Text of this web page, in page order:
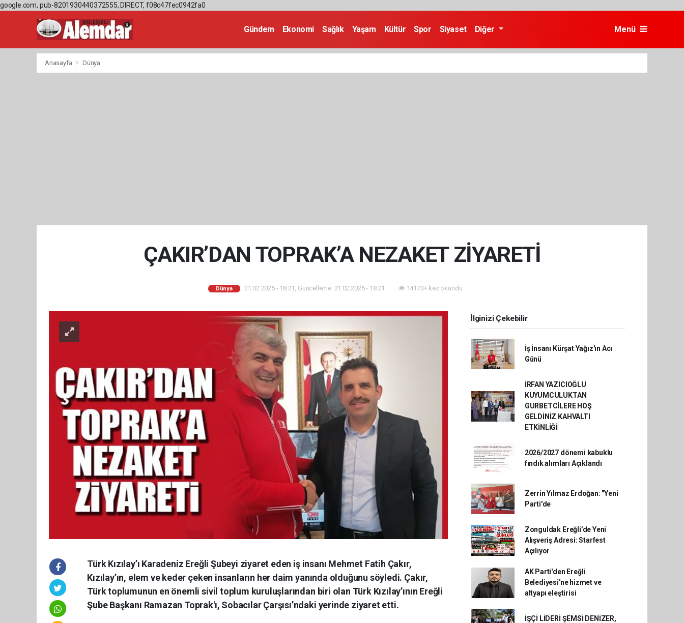
google.com, pub-8201930440372555, DIRECT, f08c47fec0942fa0
Gündem Ekonomi Sağlık Yaşam Kültür Spor Siyaset Diğer Menü
Anasayfa Dünya
ÇAKIR’DAN TOPRAK’A NEZAKET ZİYARETİ
Dünya 21.02.2025 - 18:21, Güncelleme: 21.02.2025 - 18:21 14173+ kez okundu.
Türk Kızılay’ı Karadeniz Ereğli Şubeyi ziyaret eden iş insanı Mehmet Fatih Çakır,
Kızılay’ın, elem ve keder çeken insanların her daim yanında olduğunu söyledi. Çakır,
Türk toplumunun en önemli sivil toplum kuruluşlarından biri olan Türk Kızılay’ının Ereğli
Şube Başkanı Ramazan Toprak'ı, Sobacılar Çarşısı’ndaki yerinde ziyaret etti.
İlginizi Çekebilir
İş İnsanı Kürşat Yağız'ın Acı
Günü
İRFAN YAZICIOĞLU
KUYUMCULUKTAN
GURBETCİLERE HOŞ
GELDİNİZ KAHVALTI
ETKİNLİĞİ
2026/2027 dönemi kabuklu
fındık alımları Açıklandı
Zerrin Yılmaz Erdoğan: "Yeni
Parti'de
Zonguldak Ereğli’de Yeni
Alışveriş Adresi: Starfest
Açılıyor
AK Parti'den Ereğli
Belediyesi'ne hizmet ve
altyapı eleştirisi
İŞÇİ LİDERİ ŞEMSİ DENİZER,